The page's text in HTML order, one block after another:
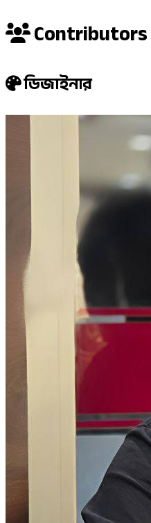
Contributors
ডিজাইনার